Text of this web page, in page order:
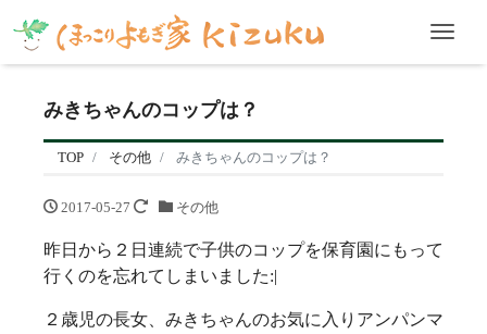
みきちゃんのコップは？
TOP その他 みきちゃんのコップは？
2017-05-27 その他
昨日から２日連続で子供のコップを保育園にもって
行くのを忘れてしまいました:|
２歳児の長女、みきちゃんのお気に入りアンパンマ